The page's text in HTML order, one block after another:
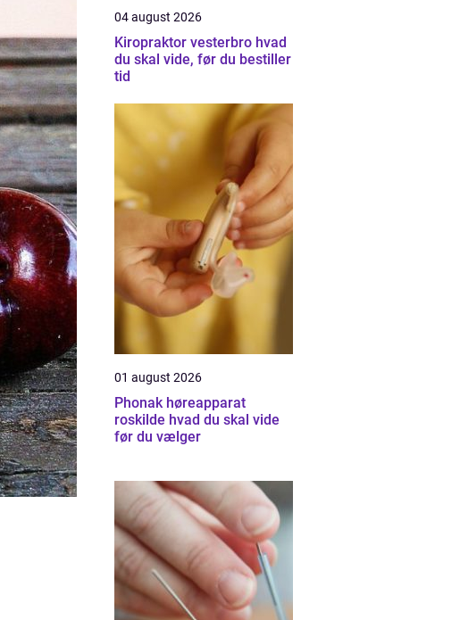
04 august 2026
Kiropraktor vesterbro hvad
du skal vide, før du bestiller
tid
01 august 2026
Phonak høreapparat
roskilde hvad du skal vide
før du vælger